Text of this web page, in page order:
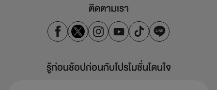
ติดตามเรา
รู้ก่อนช้อปก่อนกับโปรโมชั่นโดนใจ